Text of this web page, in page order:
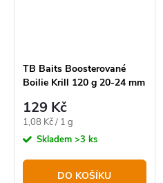
TB Baits Boosterované
Boilie Krill 120 g 20-24 mm
129 Kč
Měrná
cena:
1,08 Kč / 1 g
Skladem >3 ks
DO KOŠÍKU